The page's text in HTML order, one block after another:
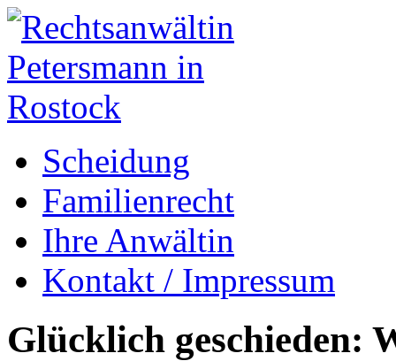
Scheidung
Familienrecht
Ihre Anwältin
Kontakt / Impressum
Glücklich geschieden: